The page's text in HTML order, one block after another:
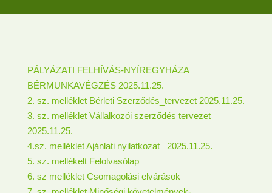
PÁLYÁZATI FELHÍVÁS-NYÍREGYHÁZA
BÉRMUNKAVÉGZÉS 2025.11.25.
2. sz. melléklet Bérleti Szerződés_tervezet 2025.11.25.
3. sz. melléklet Vállalkozói szerződés tervezet
2025.11.25.
4.sz. melléklet Ajánlati nyilatkozat_ 2025.11.25.
5. sz. mellékelt Felolvasólap
6. sz melléklet Csomagolási elvárások